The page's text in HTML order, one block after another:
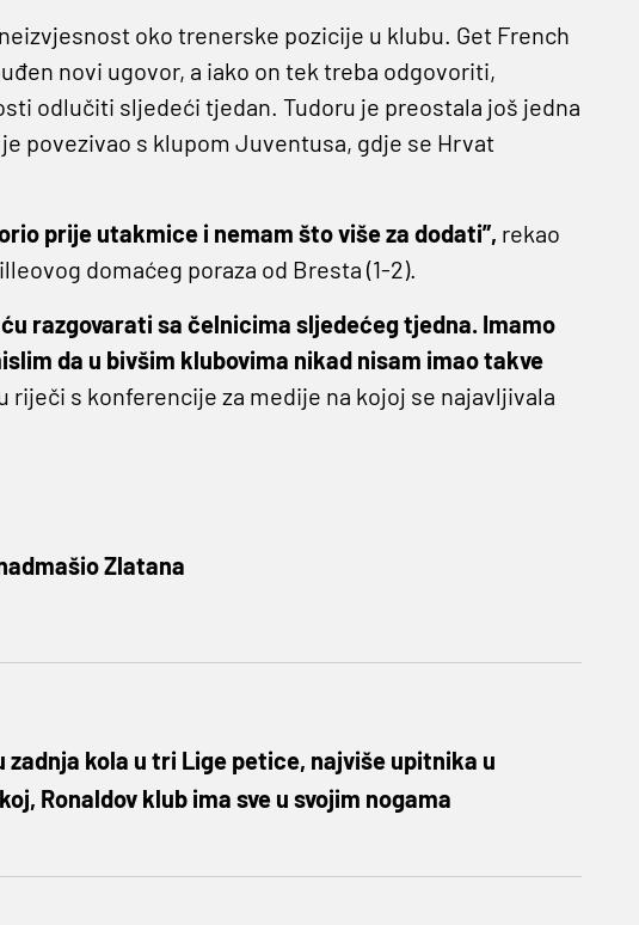
oko trenerske pozicije u klubu. Get French
novi ugovor, a iako on tek treba odgovoriti,
odlučiti sljedeći tjedan. Tudoru je preostala još jedna
povezivao s klupom Juventusa, gdje se Hrvat
prije utakmice i nemam što više za dodati”, rekao
domaćeg poraza od Bresta (1-2).
razgovarati sa čelnicima sljedećeg tjedna. Imamo
da u bivšim klubovima nikad nisam imao takve
riječi s konferencije za medije na kojoj se najavljivala
Zlatana
zadnja kola u tri Lige petice, najviše upitnika u
Ronaldov klub ima sve u svojim nogama